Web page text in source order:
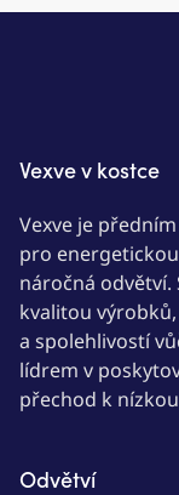
Vexve v kostce
Vexve je
pro
náročná odvětví.
kvalitou
a spolehlivostí
lídrem v
přechod k
Odvětví